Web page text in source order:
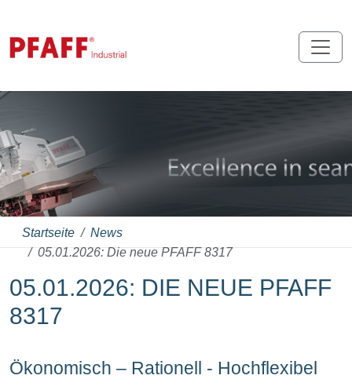
Startseite
News
05.01.2026: Die neue PFAFF 8317
05.01.2026: DIE NEUE PFAFF
8317
Ökonomisch – Rationell - Hochflexibel